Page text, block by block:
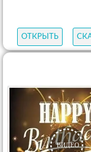
ОТКРЫТЬ